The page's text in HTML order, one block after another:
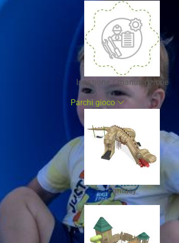
Ispezione / manutenzione
Parchi gioco
Fantasy